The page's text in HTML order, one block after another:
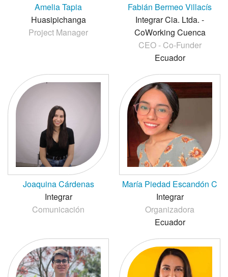
Amelia Tapia
Huasipichanga
Project Manager
Fabián Bermeo Villacís
Integrar Cia. Ltda. -
CoWorking Cuenca
CEO - Co-Funder
Ecuador
Joaquina Cárdenas
Integrar
Comunicación
María Piedad Escandón C
Integrar
Organizadora
Ecuador